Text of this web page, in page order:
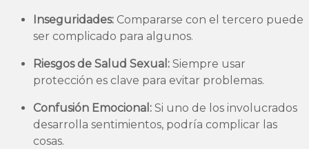
Inseguridades: Compararse con el tercero puede
ser complicado para algunos.
Riesgos de Salud Sexual: Siempre usar
protección es clave para evitar problemas.
Confusión Emocional: Si uno de los involucrados
desarrolla sentimientos, podría complicar las
cosas.